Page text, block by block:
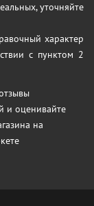
уточняйте
характер
с пунктом 2